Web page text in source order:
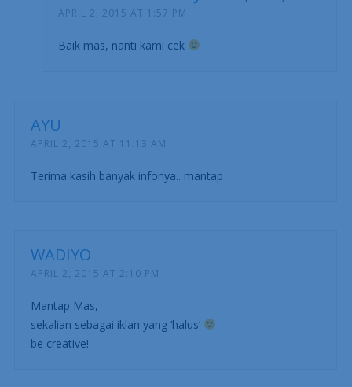
APRIL 2, 2015 AT 1:57 PM
Baik mas, nanti kami cek
AYU
APRIL 2, 2015 AT 11:13 AM
Terima kasih banyak infonya.. mantap
WADIYO
APRIL 2, 2015 AT 2:10 PM
Mantap Mas,
sekalian sebagai iklan yang ‘halus’
be creative!